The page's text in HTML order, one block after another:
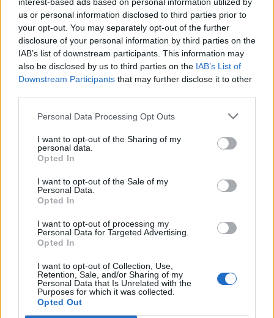
us or personal information disclosed to third parties prior to
your opt-out. You may separately opt-out of the further
disclosure of your personal information by third parties on the
IAB’s list of downstream participants. This information may
also be disclosed by us to third parties on the IAB’s List of
Downstream Participants that may further disclose it to other
Personal Data Processing Opt Outs
I want to opt-out of the Sharing of my
personal data.
Opted In
I want to opt-out of the Sale of my
Personal Data.
Opted In
I want to opt-out of processing my
Personal Data for Targeted Advertising.
Opted In
I want to opt-out of Collection, Use,
Retention, Sale, and/or Sharing of my
Personal Data that Is Unrelated with the
Purposes for which it was collected.
Opted Out
elmúlt hónapokban, országos szinten a
szakemberek stagnálást várnak.
A Tisza-kormány várható hatása: kivárás,
vagy gyors kilábalás?
szerint a lakáspiac rövid távon inkább kivárással
reagálhat: több elemző szerint amíg nem látszanak
a lakáspolitikai részletek – támogatások, hitelek,
része elhalasztódik.
Krakker Ádám, az Otthon
Centrum elemzője
hozzányúlhatnak – akár szűkítés vagy
finomhangolás is elképzelhető – de teljes
reakciójaként Balla Ákos a Bayer Property
színeibenazt emeli ki, hogy az első hetekben a piac
akár le is állhat, és a kulcskérdések között az Otthon